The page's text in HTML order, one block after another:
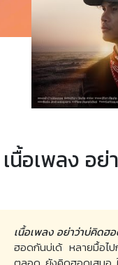
เนื้อเพลง อย่
เนื้อเพลง อย่าว่าบ่คิด
ฮอดกันบ่เด้ หลายมื้อไป